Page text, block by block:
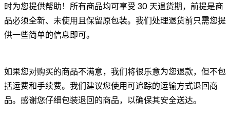
时为您提供帮助！所有商品均可享受 30 天退货期，前提是商
品必须全新、未使用且保留原包装。我们处理退货前只需您提
供一些简单的信息即可。
如果您对购买的商品不满意，我们将很乐意为您退款，但不包
括运费和手续费。我们建议您使用可追踪的运输方式退回商
品。感谢您仔细包装退回的商品，以确保其安全送达。